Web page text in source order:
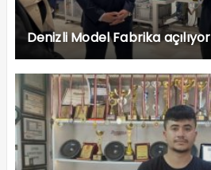
Denizli Model Fabrika açılıyor